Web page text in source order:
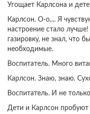
Угощает Карлсона и
Карлсон. О-о.... Я
настроение стало
газировку, не знал, что
необходимые.
Воспитатель. Много
Карлсон. Знаю, знаю.
Воспитатель. И не
Дети и Карлсон пробуют